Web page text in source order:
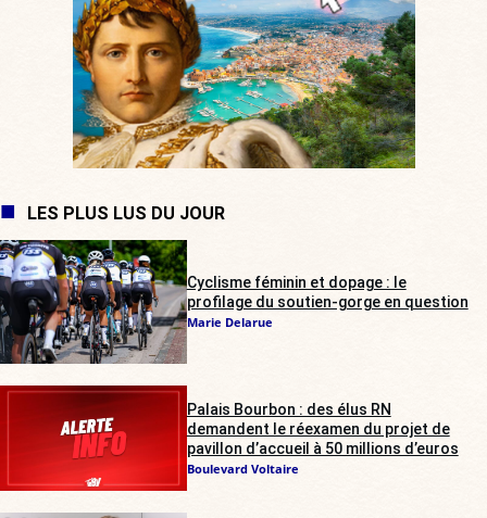
LES PLUS LUS DU JOUR
Cyclisme féminin et dopage : le
profilage du soutien-gorge en question
Marie Delarue
Palais Bourbon : des élus RN
demandent le réexamen du projet de
pavillon d’accueil à 50 millions d’euros
Boulevard Voltaire